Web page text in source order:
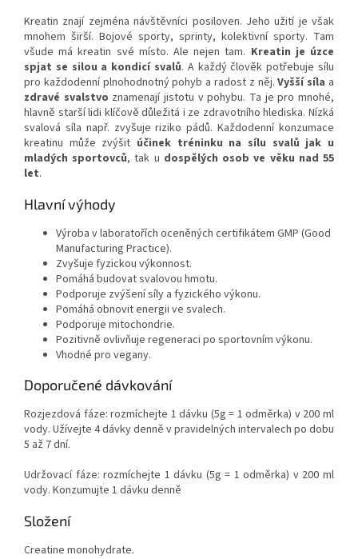
Kreatin znají zejména návštěvníci posiloven. Jeho užití je však
mnohem širší. Bojové sporty, sprinty, kolektivní sporty. Tam
všude má kreatin své místo. Ale nejen tam. Kreatin je úzce
spjat se silou a kondicí svalů. A každý člověk potřebuje sílu
pro každodenní plnohodnotný pohyb a radost z něj.Vyšší síla a
zdravé svalstvo znamenají jistotu v pohybu. Ta je pro mnohé,
hlavně starší lidi klíčově důležitá i ze zdravotního hlediska. Nízká
svalová síla např. zvyšuje riziko pádů. Každodenní konzumace
kreatinu může zvýšit účinek tréninku na sílu svalů jak u
mladých sportovců, tak u dospělých osob ve věku nad 55
let.
Hlavní výhody
Výroba v laboratořích oceněných certifikátem GMP (Good
Manufacturing Practice).
Zvyšuje fyzickou výkonnost.
Pomáhá budovat svalovou hmotu.
Podporuje zvýšení síly a fyzického výkonu.
Pomáhá obnovit energii ve svalech.
Podporuje mitochondrie.
Pozitivně ovlivňuje regeneraci po sportovním výkonu.
Vhodné pro vegany.
Doporučené dávkování
Rozjezdová fáze: rozmíchejte 1 dávku (5g = 1 odměrka) v 200 ml
vody. Užívejte 4 dávky denně v pravidelných intervalech po dobu
5 až 7 dní.
Udržovací fáze: rozmíchejte 1 dávku (5g = 1 odměrka) v 200 ml
vody. Konzumujte 1 dávku denně
Složení
Creatine monohydrate.